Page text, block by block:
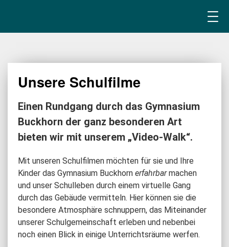
Unsere Schulfilme
Einen Rundgang durch das Gymnasium
Buckhorn der ganz besonderen Art
bieten wir mit unserem „Video-Walk“.
Mit unseren Schulfilmen möchten für sie und Ihre
Kinder das Gymnasium Buckhorn erfahrbarmachen
und unser Schulleben durch einem virtuelle Gang
durch das Gebäude vermitteln. Hier können sie die
besondere Atmosphäre schnuppern, das Miteinander
unserer Schulgemeinschaft erleben und nebenbei
noch einen Blick in einige Unterrichtsräume werfen.